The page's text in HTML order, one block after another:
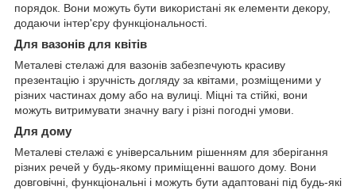
порядок. Вони можуть бути використані як елементи декору,
додаючи інтер'єру функціональності.
Для вазонів для квітів
Металеві стелажі для вазонів забезпечують красиву
презентацію і зручність догляду за квітами, розміщеними у
різних частинах дому або на вулиці. Міцні та стійкі, вони
можуть витримувати значну вагу і різні погодні умови.
Для дому
Металеві стелажі є універсальним рішенням для зберігання
різних речей у будь-якому приміщенні вашого дому. Вони
довговічні, функціональні і можуть бути адаптовані під будь-які